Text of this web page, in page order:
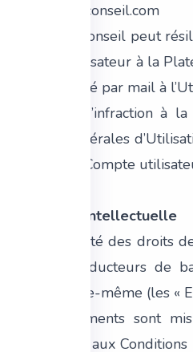
contact@ateosconseil.com
11.2. ATEOS Conseil peut
l’accès de l’Utilisateur à la
d’un mois notifié par mail à
11.3. En cas d’infraction à
Conditions Générales
supprimer un Compte
12. Propriété intellectuelle
12.1. L’intégralité des
droits des producteurs de
Plateforme elle-même (les «
12.2. Ces Eléments sont
conformément aux